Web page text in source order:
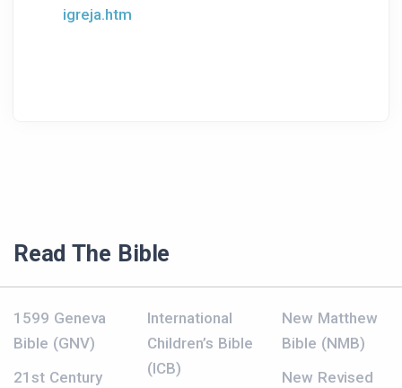
igreja.htm
Read The Bible
1599 Geneva
Bible (GNV)
21st Century
International
Children’s Bible
(ICB)
New Matthew
Bible (NMB)
New Revised